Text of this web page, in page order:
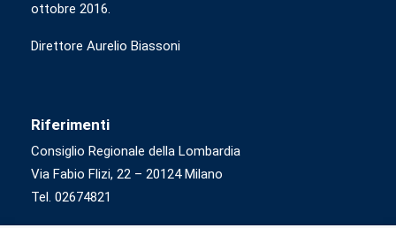
ottobre 2016.
Direttore Aurelio Biassoni
Riferimenti
Consiglio Regionale della Lombardia
Via Fabio Flizi, 22 – 20124 Milano
Tel. 02674821